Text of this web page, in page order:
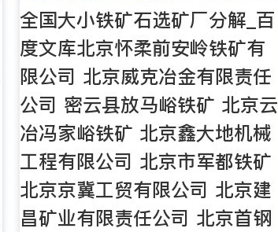
全国大小铁矿石选矿厂分解_百
度文库北京怀柔前安岭铁矿有
限公司 北京威克冶金有限责任
公司 密云县放马峪铁矿 北京云
冶冯家峪铁矿 北京鑫大地机械
工程有限公司 北京市军都铁矿
北京京冀工贸有限公司 北京建
昌矿业有限责任公司 北京首钢